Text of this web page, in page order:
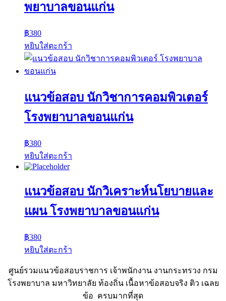
พยาบาลขอนแก่น
฿380
หยิบใส่ตะกร้า
แนวข้อสอบ นักวิชาการคอมพิวเตอร์
โรงพยาบาลขอนแก่น
฿380
หยิบใส่ตะกร้า
แนวข้อสอบ นักวิเคราะห์นโยบายและ
แผน โรงพยาบาลขอนแก่น
฿380
หยิบใส่ตะกร้า
ศูนย์รวมแนวข้อสอบราชการ เจ้าพนักงาน งานกระทรวง กรม
โรงพยาบาล มหาวิทยาลัย ท้องถิ่น เนื้อหาข้อสอบจริง ติว เฉลย
ข้อ ครบมากที่สุด